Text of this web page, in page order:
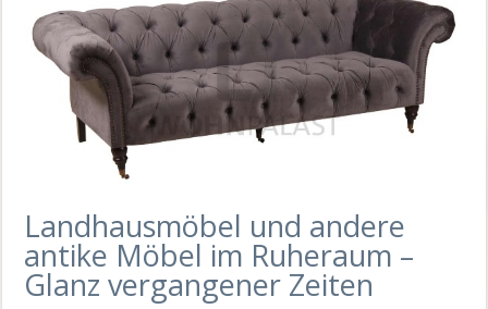
Landhausmöbel und andere
antike Möbel im Ruheraum –
Glanz vergangener Zeiten